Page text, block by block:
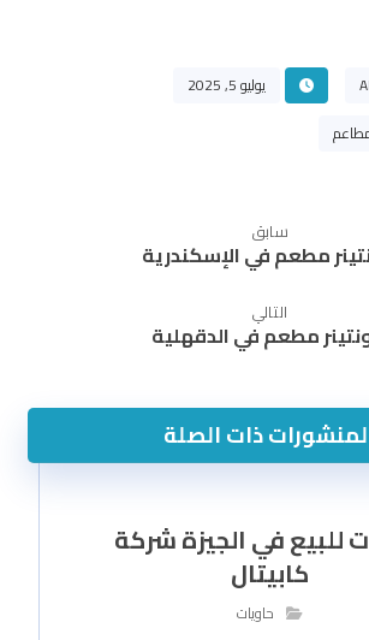
يوليو 5, 2025
سابق
مطعم في الإسكندرية
التالي
مطعم في الدقهلية
ذات الصلة
للبيع في الجيزة شركة
كابيتال
حاويات